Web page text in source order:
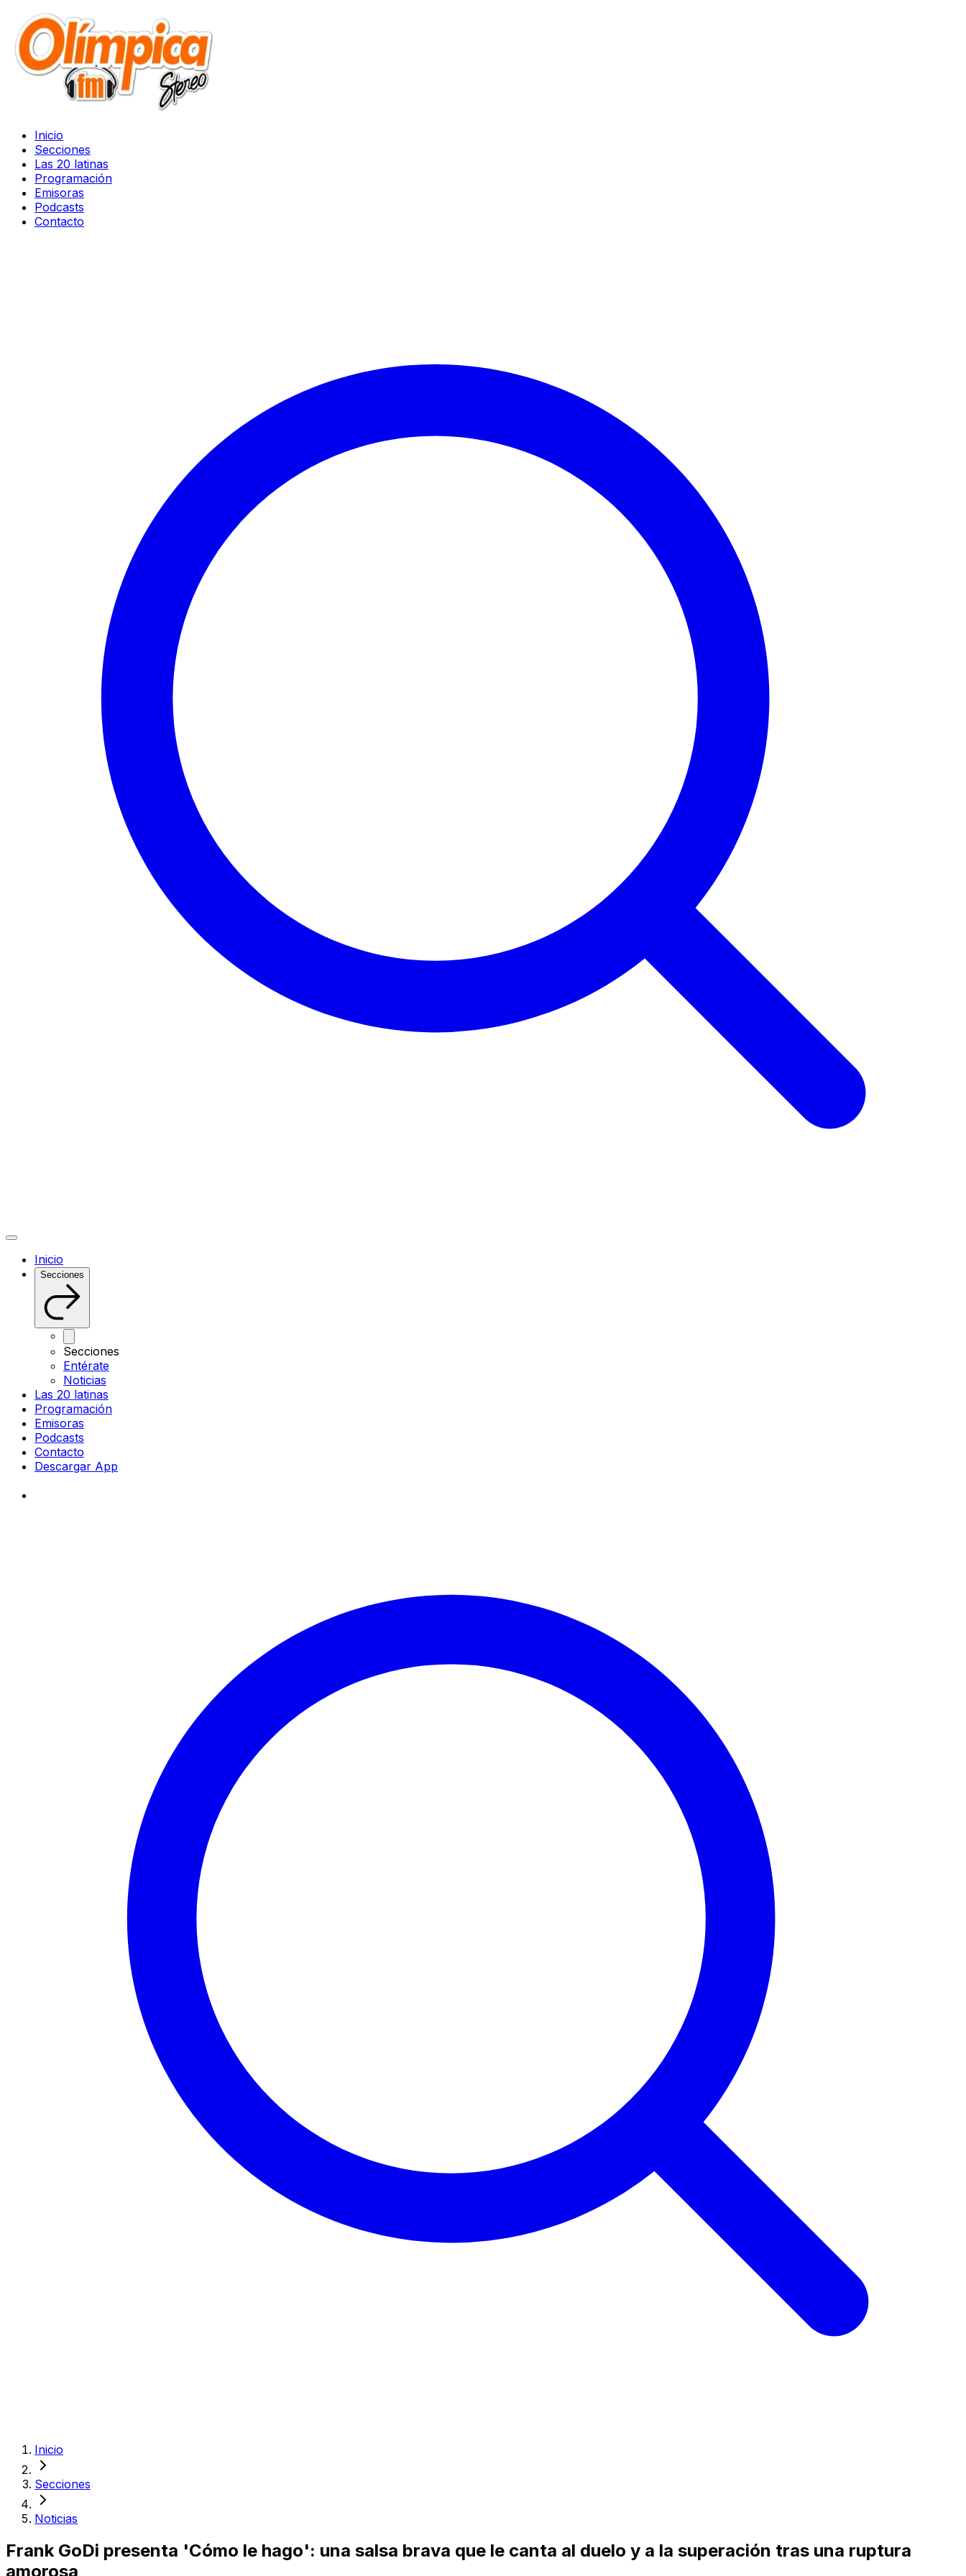
Inicio
Secciones
Las 20 latinas
Programación
Emisoras
Podcasts
Contacto
Inicio
Secciones
Secciones
Entérate
Noticias
Las 20 latinas
Programación
Emisoras
Podcasts
Contacto
Descargar App
Inicio
Secciones
Noticias
Frank GoDi presenta 'Cómo le hago': una salsa brava que le canta al duelo y a la superación tras una ruptura
amorosa